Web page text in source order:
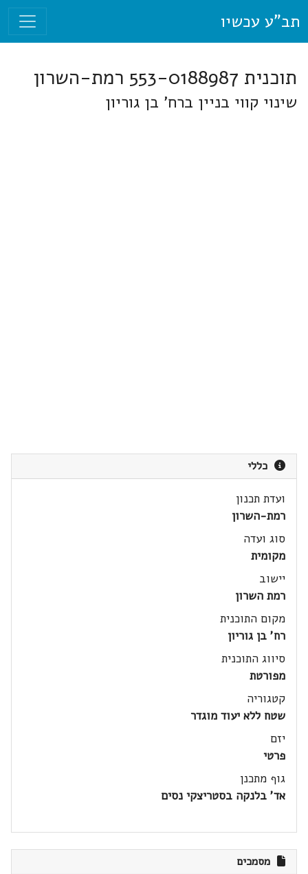
תב"ע עכשיו
תוכנית 553-0188987 רמת-השרון
שינוי קווי בניין ברח' בן גוריון
כללי
ועדת תכנון
רמת-השרון
סוג ועדה
מקומית
יישוב
רמת השרון
מקום התוכנית
רח' בן גוריון
סיווג התוכנית
מפורטת
קטגוריה
שטח ללא יעוד מוגדר
יזם
פרטי
גוף מתכנן
אד' בלנקה בסטריצקי נסים
מסמכים